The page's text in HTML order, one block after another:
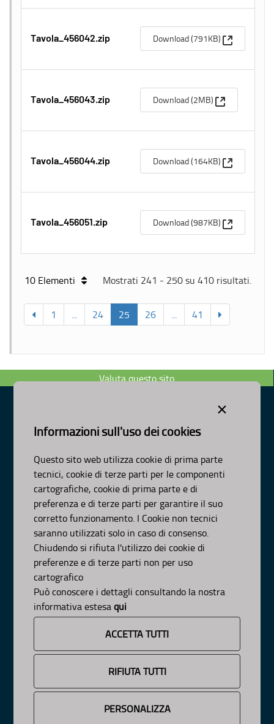
×
Informazioni sull'uso dei cookies
Questo sito web utilizza cookie di prima parte
tecnici, cookie di terze parti per le componenti
cartografiche, cookie di prima parte e di
preferenza e di terze parti per garantire il suo
corretto funzionamento. I Cookie non tecnici
saranno utilizzati solo in caso di consenso.
Chiudendo si rifiuta l'utilizzo dei cookie di
preferenze e di terze parti non per uso
cartografico
Può conoscere i dettagli consultando la nostra
informativa estesaqui
ACCETTA TUTTI
RIFIUTA TUTTI
PERSONALIZZA
Tavola_456042.zip Download (791KB) (Apre una
Tavola_456043.zip Download (2MB) (Apre una
Tavola_456044.zip Download (164KB) (Apre una
Tavola_456051.zip Download (987KB) (Apre una
10 Elementi Mostrati 241 - 250 su 410 risultati.
1 ... 24 25 26 ... 41
Valuta questo sito
Dipartimento Ambiente, Paesaggio e Qualità Urbana
scrivici:email-pec
© Regione Puglia
Organizzazione
Pianificazione
Programmazione
APPROFONDIMENTI
Osservazioni CNAPI
Sviluppo Sostenibile
Decarbonizzazione
Pianeta Pulito per Tutti
INFORMAZIONE
News